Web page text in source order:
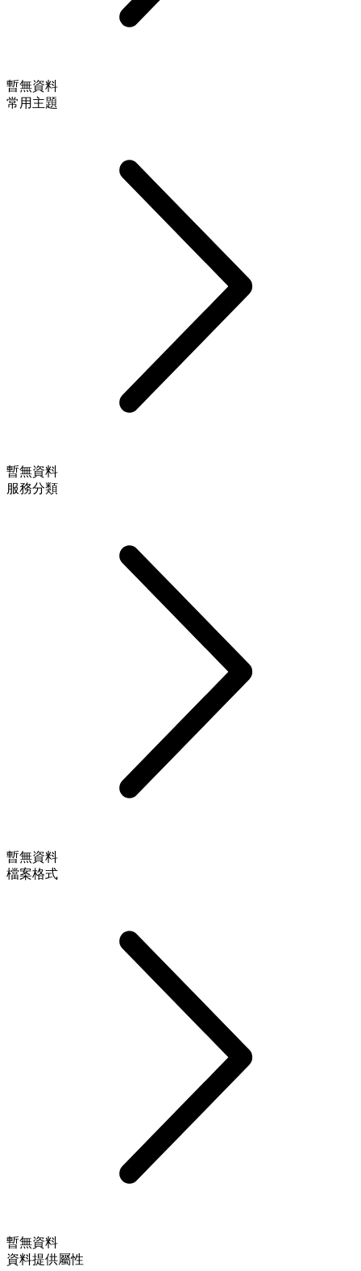
暫無資料
常用主題
暫無資料
服務分類
暫無資料
檔案格式
暫無資料
資料提供屬性